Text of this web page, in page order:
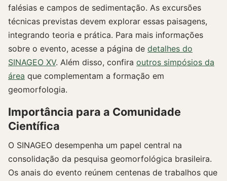
falésias e campos de sedimentação. As excursões
técnicas previstas devem explorar essas paisagens,
integrando teoria e prática. Para mais informações
sobre o evento, acesse a página de detalhes do
SINAGEO XV. Além disso, confira outros simpósios da
área que complementam a formação em
geomorfologia.
Importância para a Comunidade
Científica
O SINAGEO desempenha um papel central na
consolidação da pesquisa geomorfológica brasileira.
Os anais do evento reúnem centenas de trabalhos que